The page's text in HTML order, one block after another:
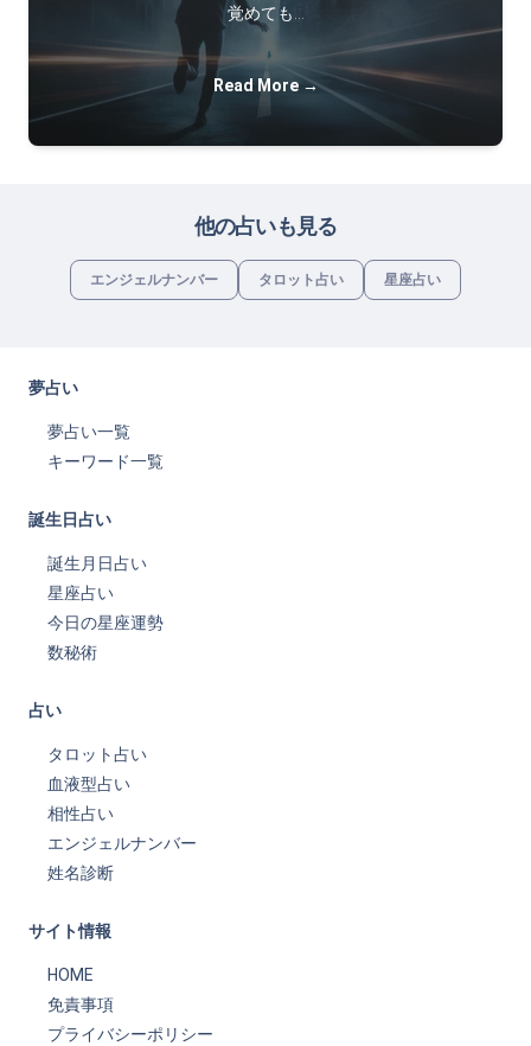
覚めても…
Read More →
他の占いも見る
エンジェルナンバー タロット占い 星座占い
夢占い
夢占い一覧
キーワード一覧
誕生日占い
誕生月日占い
星座占い
今日の星座運勢
数秘術
占い
タロット占い
血液型占い
相性占い
エンジェルナンバー
姓名診断
サイト情報
HOME
免責事項
プライバシーポリシー